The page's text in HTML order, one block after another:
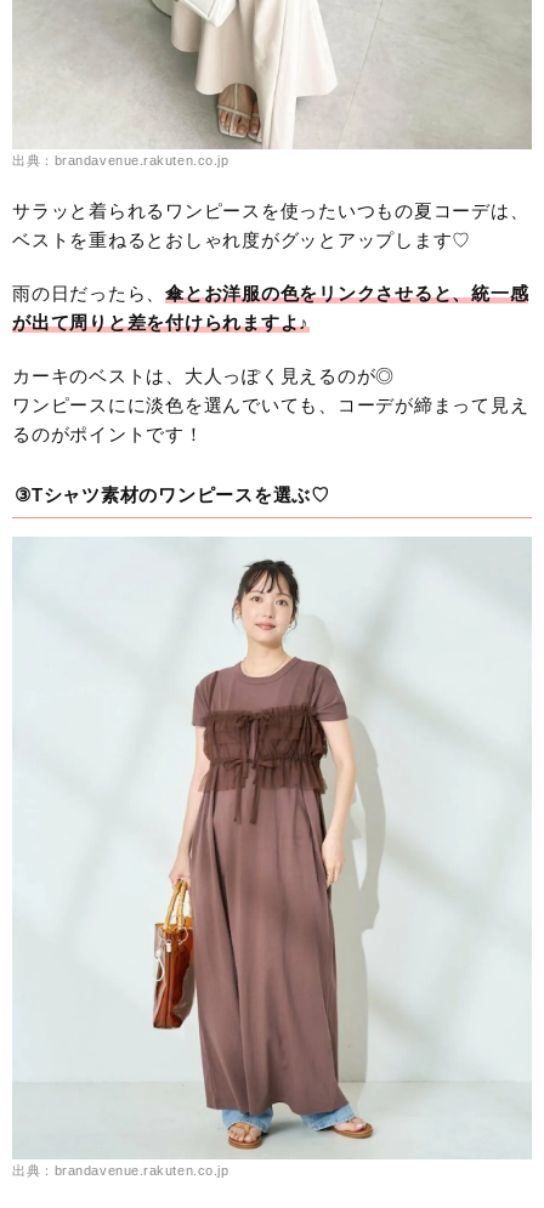
出典：brandavenue.rakuten.co.jp
サラッと着られるワンピースを使ったいつもの夏コーデは、
ベストを重ねるとおしゃれ度がグッとアップします♡
雨の日だったら、 傘とお洋服の色をリンクさせると、統一感
が出て周りと差を付けられますよ♪
カーキのベストは、大人っぽく見えるのが◎
ワンピースにに淡色を選んでいても、コーデが締まって見え
るのがポイントです！
③Tシャツ素材のワンピースを選ぶ♡
出典：brandavenue.rakuten.co.jp